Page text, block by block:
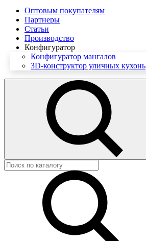
Оптовым покупателям
Партнеры
Статьи
Производство
Конфигуратор
Конфигуратор мангалов
3D-конструктор уличных кухонь